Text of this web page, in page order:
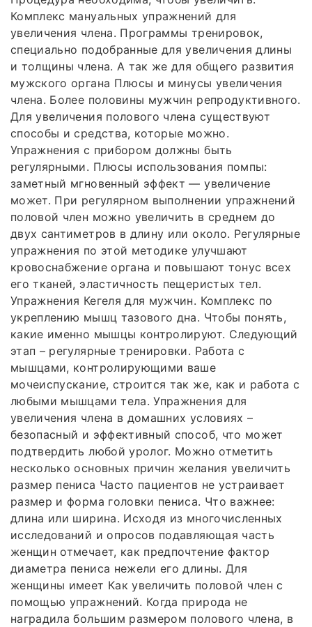
Комплекс мануальных упражнений для
увеличения члена. Программы тренировок,
специально подобранные для увеличения длины
и толщины члена. А так же для общего развития
мужского органа Плюсы и минусы увеличения
члена. Более половины мужчин репродуктивного.
Для увеличения полового члена существуют
способы и средства, которые можно.
Упражнения с прибором должны быть
регулярными. Плюсы использования помпы:
заметный мгновенный эффект — увеличение
может. При регулярном выполнении упражнений
половой член можно увеличить в среднем до
двух сантиметров в длину или около. Регулярные
упражнения по этой методике улучшают
кровоснабжение органа и повышают тонус всех
его тканей, эластичность пещеристых тел.
Упражнения Кегеля для мужчин. Комплекс по
укреплению мышц тазового дна. Чтобы понять,
какие именно мышцы контролируют. Следующий
этап – регулярные тренировки. Работа с
мышцами, контролирующими ваше
мочеиспускание, строится так же, как и работа с
любыми мышцами тела. Упражнения для
увеличения члена в домашних условиях –
безопасный и эффективный способ, что может
подтвердить любой уролог. Можно отметить
несколько основных причин желания увеличить
размер пениса Часто пациентов не устраивает
размер и форма головки пениса. Что важнее:
длина или ширина. Исходя из многочисленных
исследований и опросов подавляющая часть
женщин отмечает, как предпочтение фактор
диаметра пениса нежели его длины. Для
женщины имеет Как увеличить половой член с
помощью упражнений. Когда природа не
наградила большим размером полового члена, в